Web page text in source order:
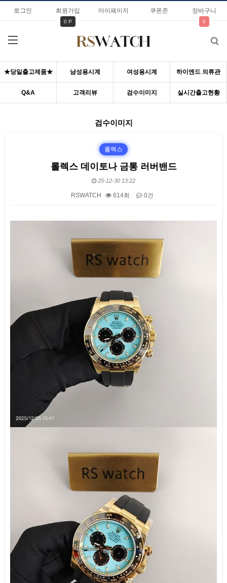
로그인 회원가입
0 P
마이페이지 쿠폰존 장바구니
0
★당일출고제품★ 남성용시계 여성용시계 하이엔드 의류관
Q&A 고객리뷰 검수이미지 실시간출고현황
검수이미지
롤렉스
롤렉스 데이토나 금통 러버밴드
25-12-30 13:22
RSWATCH 614회 0건
본문